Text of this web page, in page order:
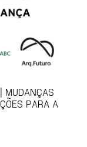
MUDANÇAS
PARA A